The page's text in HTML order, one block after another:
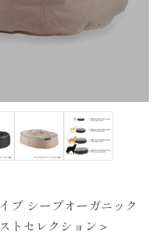
プ シープオーガニック
トセレクション＞